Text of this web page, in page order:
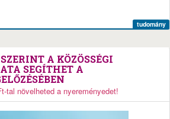
tudomány
A KÖZÖSSÉGI
SEGÍTHET A
tal növelheted a nyereményedet!